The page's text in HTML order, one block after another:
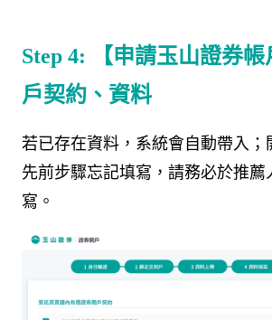
Step 4:
【申請玉山證券
戶契約、資料
若已存在資料，系統會自動帶入；
先前步驟忘記填寫，請務必於推薦
寫。